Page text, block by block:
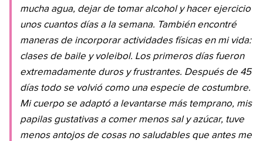
mucha agua, dejar de tomar alcohol y hacer ejercicio
unos cuantos días a la semana. También encontré
maneras de incorporar actividades físicas en mi vida:
clases de baile y voleibol. Los primeros días fueron
extremadamente duros y frustrantes. Después de 45
días todo se volvió como una especie de costumbre.
Mi cuerpo se adaptó a levantarse más temprano, mis
papilas gustativas a comer menos sal y azúcar, tuve
menos antojos de cosas no saludables que antes me